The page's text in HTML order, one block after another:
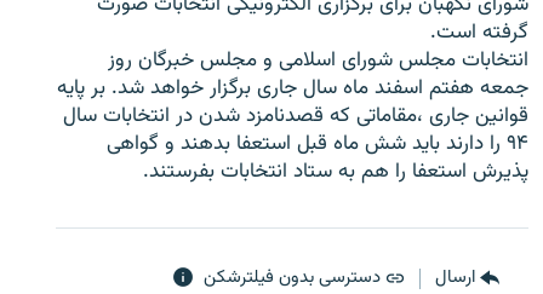
زبان‌های دیگر
گرفته است.
انتخابات مجلس شورای اسلامی و مجلس خبرگان روز
جمعه هفتم اسفند ماه سال جاری برگزار خواهد شد. بر پايه
قوانين جاری ،مقاماتی که قصدنامزد شدن در انتخابات سال
۹۴ را دارند بايد شش ماه قبل استعفا بدهند و گواهی
پذيرش استعفا را هم به ستاد انتخابات بفرستند.
ارسال دسترسی بدون فیلترشکن